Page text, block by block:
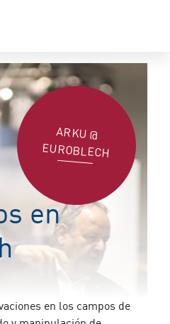
ARKU @
EUROBLECH
en
en los campos de